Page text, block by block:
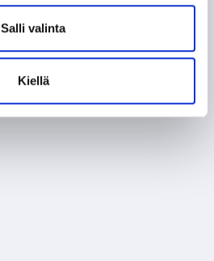
Salli valinta
Kiellä